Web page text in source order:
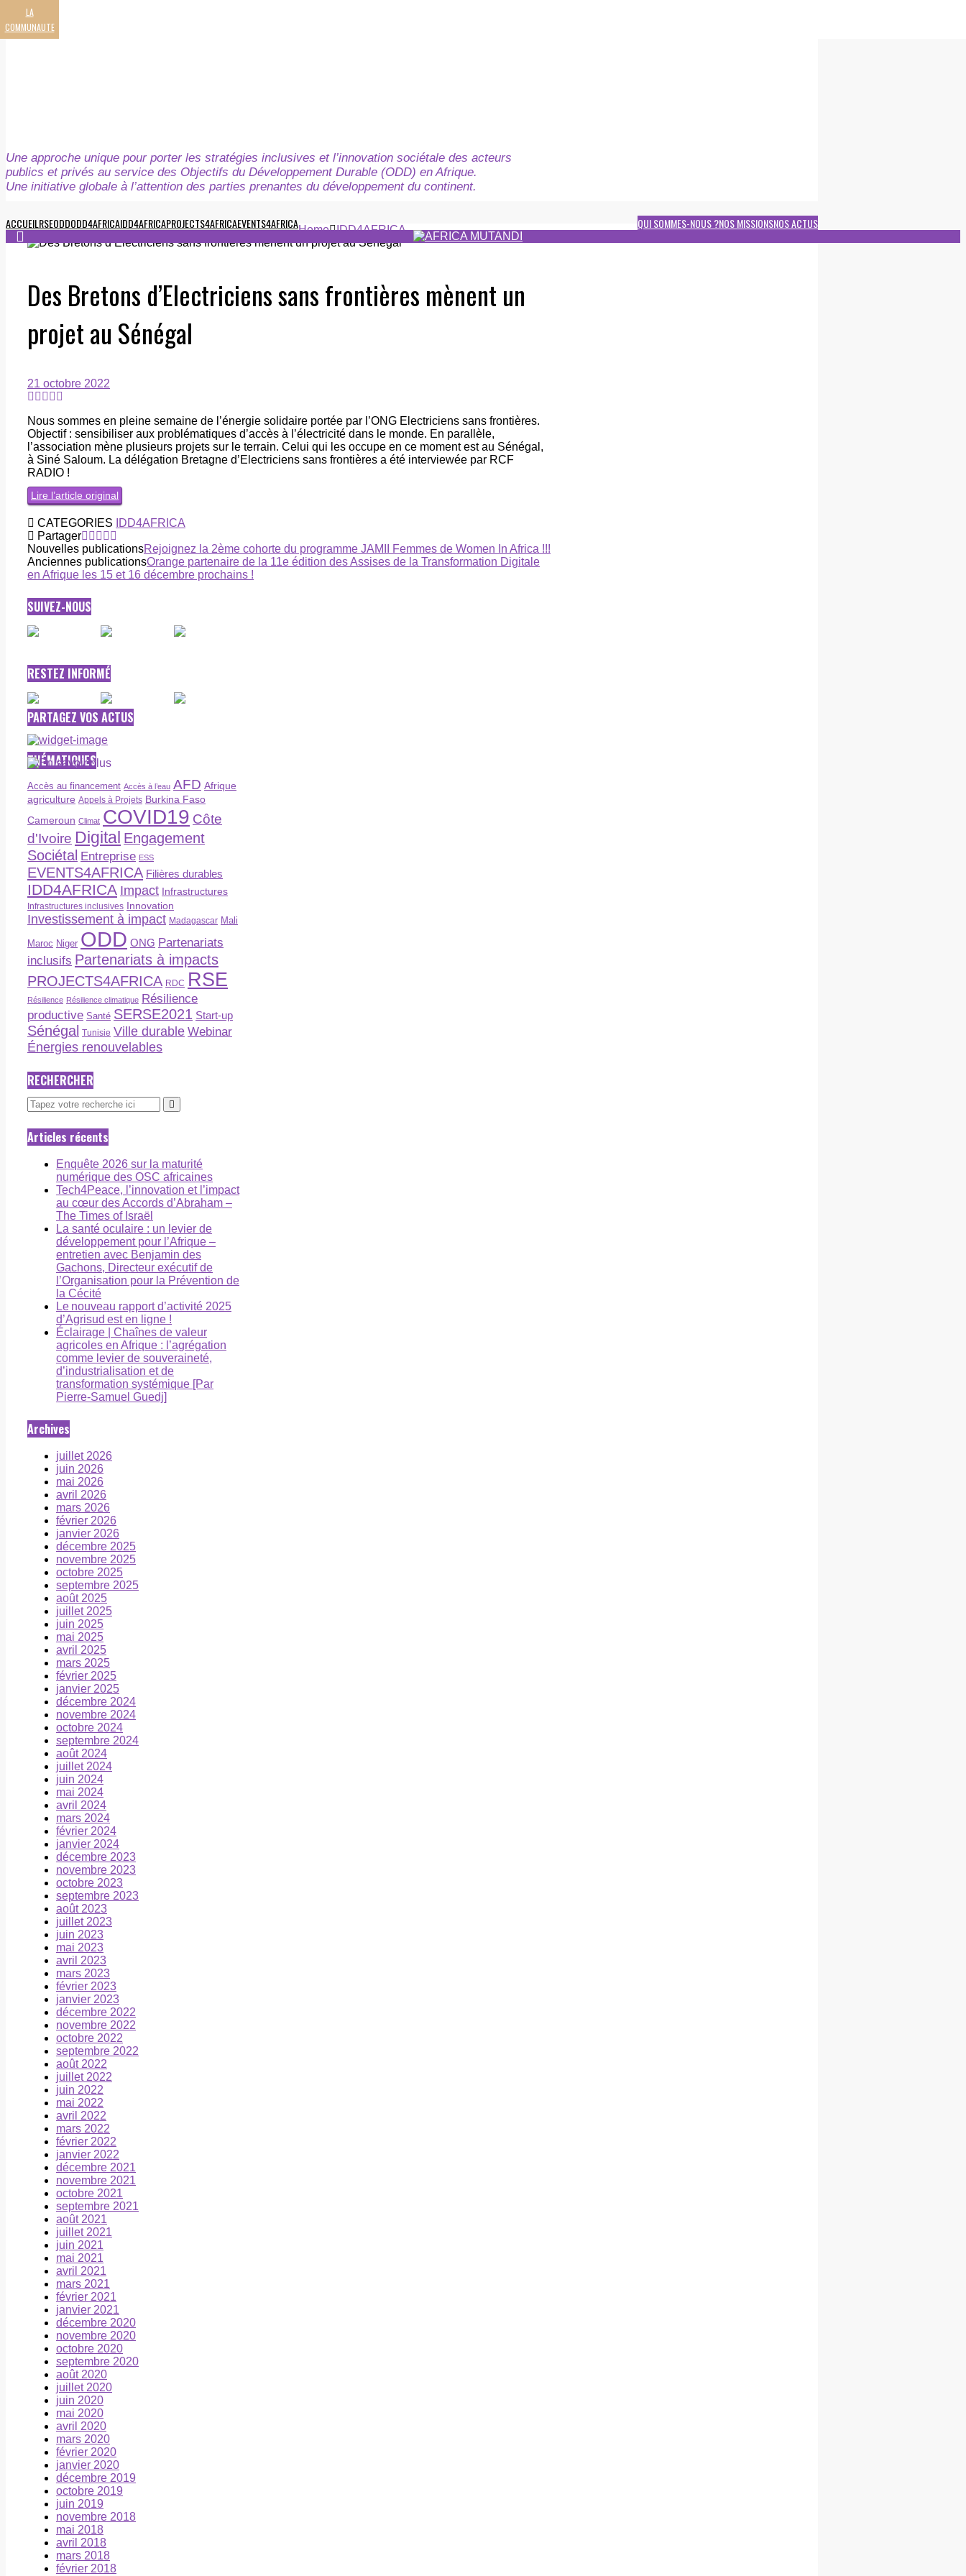
LA
COMMUNAUTE
Une approche unique pour porter les stratégies inclusives et l’innovation sociétale des acteurs
publics et privés au service des Objectifs du Développement Durable (ODD) en Afrique.
Une initiative globale à l’attention des parties prenantes du développement du continent.
ACCUEILRSEODDODD4AFRICAIDD4AFRICAPROJECTS4AFRICAEVENTS4AFRICA NOS ACTUS
NOS MISSIONS
QUI SOMMES-NOUS ?
Home IDD4AFRICA
Des Bretons d’Electriciens sans frontières mènent un
projet au Sénégal
21 octobre 2022
Nous sommes en pleine semaine de l’énergie solidaire portée par l’ONG Electriciens sans frontières.
Objectif : sensibiliser aux problématiques d’accès à l’électricité dans le monde. En parallèle,
l’association mène plusieurs projets sur le terrain. Celui qui les occupe en ce moment est au Sénégal,
à Siné Saloum. La délégation Bretagne d’Electriciens sans frontières a été interviewée par RCF
RADIO !
Lire l’article original
CATEGORIES
IDD4AFRICA
Partager
Nouvelles publicationsRejoignez la 2ème cohorte du programme JAMII Femmes de Women In Africa !!!
Anciennes publicationsOrange partenaire de la 11e édition des Assises de la Transformation Digitale
en Afrique les 15 et 16 décembre prochains !
SUIVEZ-NOUS
RESTEZ INFORMÉ
PARTAGEZ VOS ACTUS
THÉMATIQUES
Accès au financement Accès à l’eau AFD Afrique
agriculture Appels à Projets Burkina Faso
Cameroun Climat COVID19 Côte
d'Ivoire Digital Engagement
Sociétal Entreprise ESS
EVENTS4AFRICA Filières durables
IDD4AFRICA Impact Infrastructures
Infrastructures inclusives Innovation
Investissement à impact Madagascar Mali
Maroc Niger ODD ONG Partenariats
inclusifs Partenariats à impacts
PROJECTS4AFRICA RDC RSE
Résilience Résilience climatique Résilience
productive Santé SERSE2021 Start-up
Sénégal Tunisie Ville durable Webinar
Énergies renouvelables
RECHERCHER
Articles récents
Enquête 2026 sur la maturité
numérique des OSC africaines
Tech4Peace, l’innovation et l’impact
au cœur des Accords d’Abraham –
The Times of Israël
La santé oculaire : un levier de
développement pour l’Afrique –
entretien avec Benjamin des
Gachons, Directeur exécutif de
l’Organisation pour la Prévention de
la Cécité
Le nouveau rapport d’activité 2025
d’Agrisud est en ligne !
Éclairage | Chaînes de valeur
agricoles en Afrique : l’agrégation
comme levier de souveraineté,
d’industrialisation et de
transformation systémique [Par
Pierre-Samuel Guedj]
Archives
juillet 2026
juin 2026
mai 2026
avril 2026
mars 2026
février 2026
janvier 2026
décembre 2025
novembre 2025
octobre 2025
septembre 2025
août 2025
juillet 2025
juin 2025
mai 2025
avril 2025
mars 2025
février 2025
janvier 2025
décembre 2024
novembre 2024
octobre 2024
septembre 2024
août 2024
juillet 2024
juin 2024
mai 2024
avril 2024
mars 2024
février 2024
janvier 2024
décembre 2023
novembre 2023
octobre 2023
septembre 2023
août 2023
juillet 2023
juin 2023
mai 2023
avril 2023
mars 2023
février 2023
janvier 2023
décembre 2022
novembre 2022
octobre 2022
septembre 2022
août 2022
juillet 2022
juin 2022
mai 2022
avril 2022
mars 2022
février 2022
janvier 2022
décembre 2021
novembre 2021
octobre 2021
septembre 2021
août 2021
juillet 2021
juin 2021
mai 2021
avril 2021
mars 2021
février 2021
janvier 2021
décembre 2020
novembre 2020
octobre 2020
septembre 2020
août 2020
juillet 2020
juin 2020
mai 2020
avril 2020
mars 2020
février 2020
janvier 2020
décembre 2019
octobre 2019
juin 2019
novembre 2018
mai 2018
avril 2018
mars 2018
février 2018